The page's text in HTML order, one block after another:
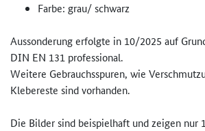
Farbe: grau/ schwarz
Aussonderung erfolgte in 10/2025 auf
DIN EN 131 professional.
Weitere Gebrauchsspuren, wie
Klebereste sind vorhanden.
Die Bilder sind beispielhaft und zeigen nur